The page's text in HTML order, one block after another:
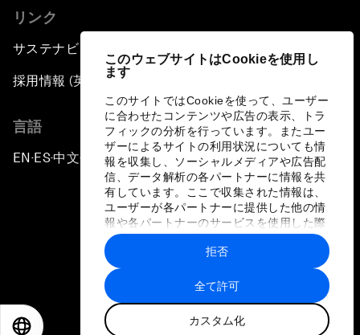
このウェブサイトはCookieを使用し
ます
このサイトではCookieを使って、ユーザー
に合わせたコンテンツや広告の表示、トラ
フィックの分析を行っています。またユー
ザーによるサイトの利用状況についても情
報を収集し、ソーシャルメディアや広告配
信、データ解析の各パートナーに情報を共
有しています。ここで収集された情報は、
ユーザーが各パートナーに提供した他の情
報や各パートナーのサービスを使用した際
に収集された情報と組み合わされ、各パー
トナーによって使用されることがありま
す。
全て許可
カスタム化
拒否
リンク
サステナビリティへの取り組み
採用情報 (英語のみ)
言語
EN ▪ES▪中文▪ 日本語
プライバシーポリシーと利用規約
サイトマップ
©
世界経済フォーラム